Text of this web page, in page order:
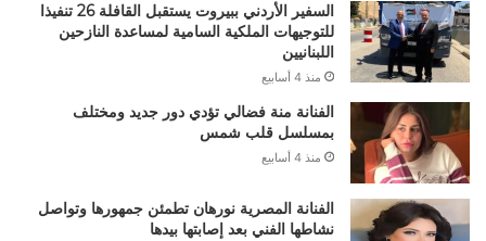
السفير الأردني ببيروت يستقبل القافلة 26 تنفيذا
للتوجيهات الملكية السامية لمساعدة النازحين
اللبنانيين
منذ 4 أسابيع
الفنانة منة فضالي تؤدي دور جديد ومختلف
بمسلسل قلب شمس
منذ 4 أسابيع
الفنانة المصرية نورهان تطمئن جمهورها وتواصل
نشاطها الفني بعد إصابتها بيدها